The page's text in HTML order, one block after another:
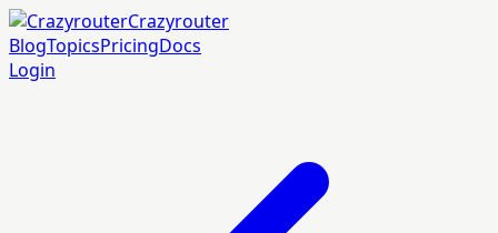
Crazyrouter
BlogTopicsPricingDocs
Login